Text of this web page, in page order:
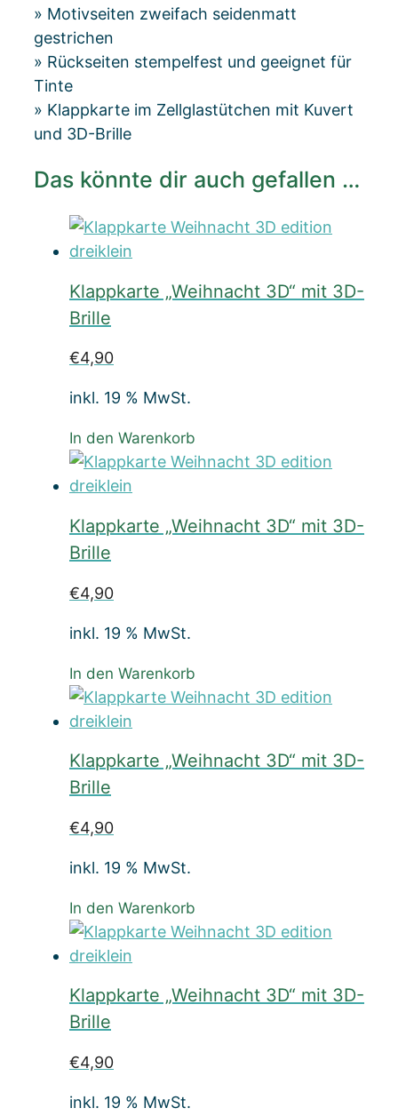
» Motivseiten zweifach seidenmatt
gestrichen
» Rückseiten stempelfest und geeignet für
Tinte
» Klappkarte im Zellglastütchen mit Kuvert
und 3D-Brille
Das könnte dir auch gefallen …
Klappkarte „Weihnacht 3D“ mit 3D-
Brille
€4,90
inkl. 19 % MwSt.
In den Warenkorb
Klappkarte „Weihnacht 3D“ mit 3D-
Brille
€4,90
inkl. 19 % MwSt.
In den Warenkorb
Klappkarte „Weihnacht 3D“ mit 3D-
Brille
€4,90
inkl. 19 % MwSt.
In den Warenkorb
Klappkarte „Weihnacht 3D“ mit 3D-
Brille
€4,90
inkl. 19 % MwSt.